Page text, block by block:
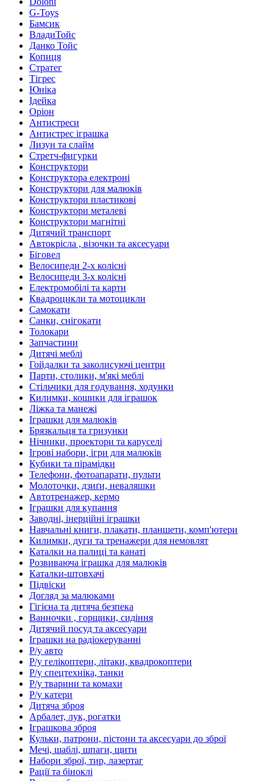
G-Toys
Бамсик
ВладиТойс
Данко Тойс
Копиця
Стратег
Тігрес
Юніка
Ідейка
Оріон
Антистреси
Антистрес іграшка
Лизун та слайм
Стретч-фигурки
Конструктори
Конструктора електроні
Конструктори для малюків
Конструктори пластикові
Конструктори металеві
Конструктори магнітні
Дитячий транспорт
Автокрісла , візочки та аксесуари
Біговел
Велосипеди 2-х колісні
Велосипеди 3-х колісні
Електромобілі та карти
Квадроцикли та мотоцикли
Самокати
Санки, снігокати
Толокари
Запчастини
Дитячі меблі
Гойдалки та заколисуючі центри
Парти, столики, м'які меблі
Стільчики для годування, ходунки
Килимки, кошики для іграшок
Ліжка та манежі
Іграшки для малюків
Брязкальця та гризунки
Нічники, проектори та каруселі
Ігрові набори, ігри для малюків
Кубики та пірамідки
Телефони, фотоапарати, пульти
Молоточки, дзиґи, неваляшки
Автотренажер, кермо
Іграшки для купання
Заводні, інерційні іграшки
Навчальні книги, плакати, планшети, комп'ютери
Килимки, дуги та тренажери для немовлят
Каталки на палиці та канаті
Розвиваюча іграшка для малюків
Каталки-штовхачі
Підвіски
Догляд за малюками
Гігієна та дитяча безпека
Ванночки , горщики, сидіння
Дитячий посуд та аксесуари
Іграшки на радіокеруванні
Р/у авто
Р/у гелікоптери, літаки, квадрокоптери
Р/у спецтехніка, танки
Р/у тварини та комахи
Р/у катери
Дитяча зброя
Арбалет, лук, рогатки
Іграшкова зброя
Кульки, патрони, пістони та аксесуари до зброї
Мечі, шаблі, шпаги, щити
Набори зброї, тир, лазертаг
Рації та біноклі